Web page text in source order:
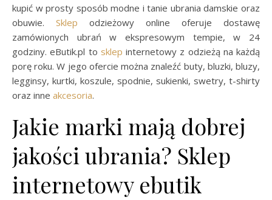
kupić w prosty sposób modne i tanie ubrania damskie oraz
obuwie. Sklep odzieżowy online oferuje dostawę
zamówionych ubrań w ekspresowym tempie, w 24
godziny. eButik.pl to sklep internetowy z odzieżą na każdą
porę roku. W jego ofercie można znaleźć buty, bluzki, bluzy,
legginsy, kurtki, koszule, spodnie, sukienki, swetry, t-shirty
oraz inne akcesoria.
Jakie marki mają dobrej
jakości ubrania? Sklep
internetowy ebutik